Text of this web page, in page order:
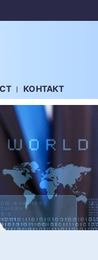
КОНТАКТ